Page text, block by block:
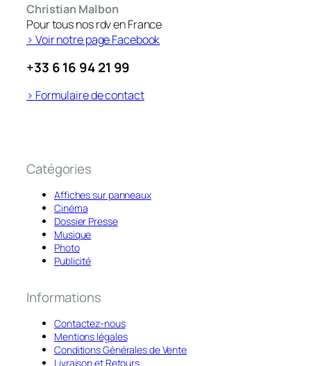
Christian Malbon
Pour tous nos rdv en France
> Voir notre page Facebook
+33 6 16 94 21 99
> Formulaire de contact
Catégories
Affiches sur panneaux
Cinéma
Dossier Presse
Musique
Photo
Publicité
Informations
Contactez-nous
Mentions légales
Conditions Générales de Vente
Livraison et Retours